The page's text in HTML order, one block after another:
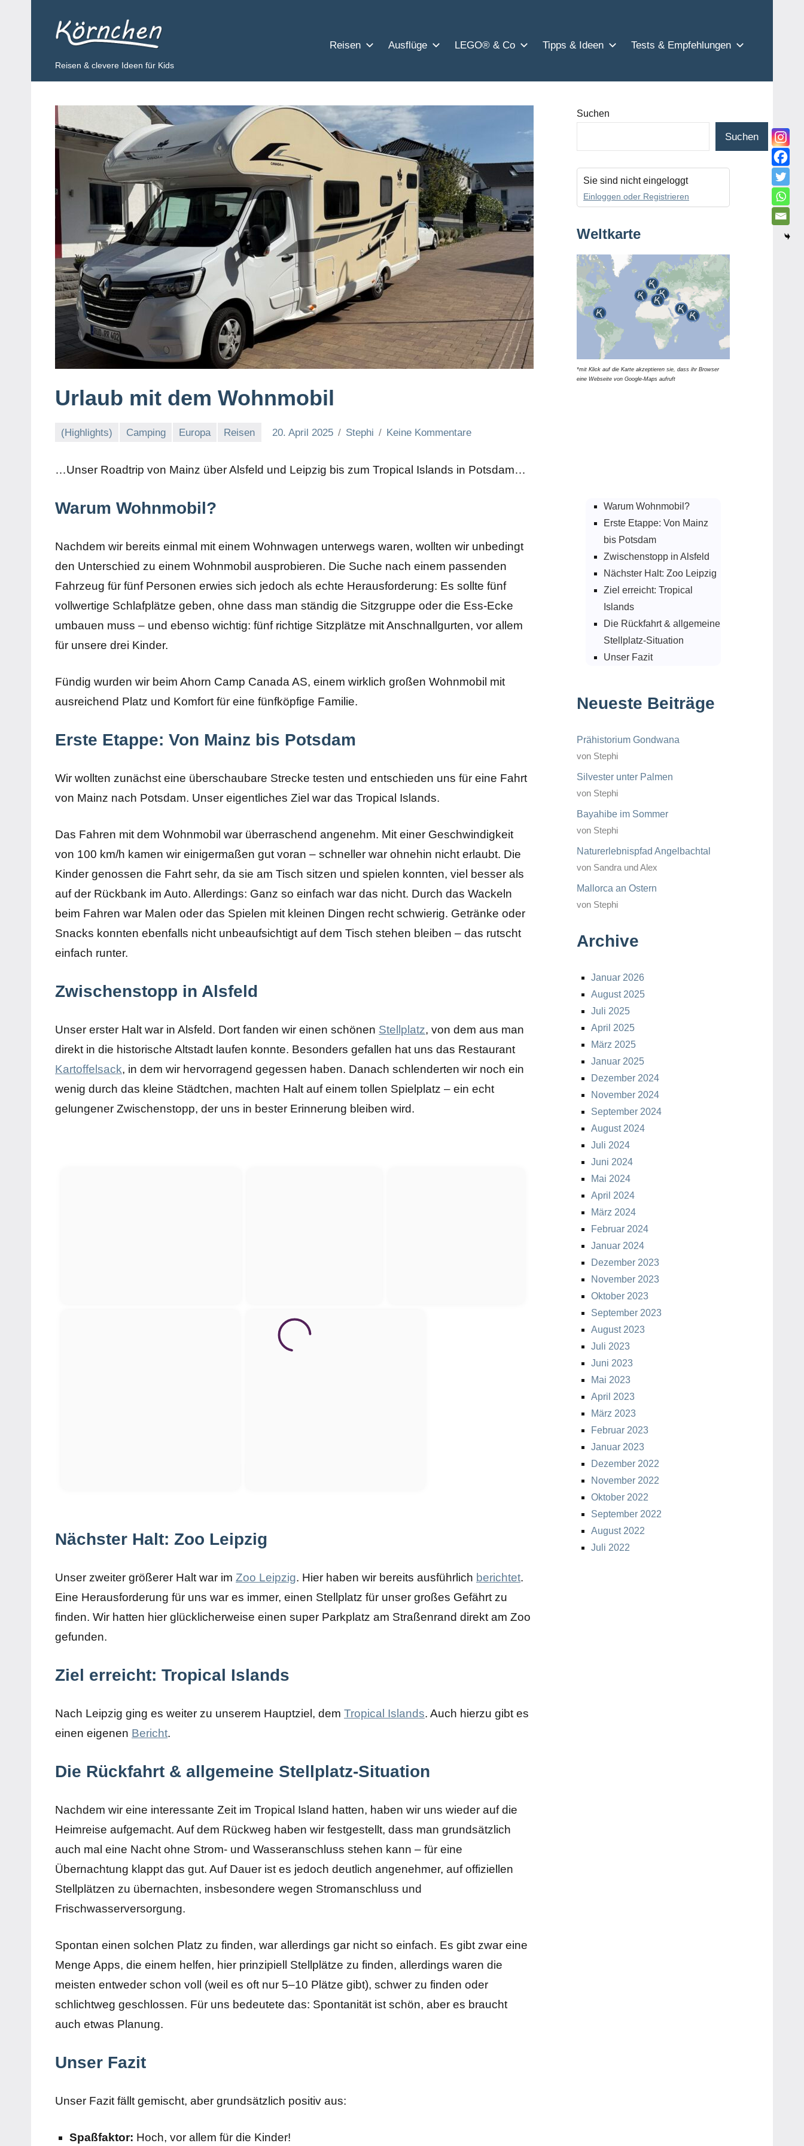
springenKörnchen
Reisen & clevere Ideen für Kids
Reisen Ausflüge LEGO® & Co Tipps & Ideen Tests & Empfehlungen
Urlaub mit dem Wohnmobil
(Highlights) Camping Europa Reisen 20. April 2025 Stephi Keine Kommentare
…Unser Roadtrip von Mainz über Alsfeld und Leipzig bis zum Tropical Islands in Potsdam…
Warum Wohnmobil?
Nachdem wir bereits einmal mit einem Wohnwagen unterwegs waren, wollten wir unbedingt
den Unterschied zu einem Wohnmobil ausprobieren. Die Suche nach einem passenden
Fahrzeug für fünf Personen erwies sich jedoch als echte Herausforderung: Es sollte fünf
vollwertige Schlafplätze geben, ohne dass man ständig die Sitzgruppe oder die Ess-Ecke
umbauen muss – und ebenso wichtig: fünf richtige Sitzplätze mit Anschnallgurten, vor allem
für unsere drei Kinder.
Fündig wurden wir beim Ahorn Camp Canada AS, einem wirklich großen Wohnmobil mit
ausreichend Platz und Komfort für eine fünfköpfige Familie.
Erste Etappe: Von Mainz bis Potsdam
Wir wollten zunächst eine überschaubare Strecke testen und entschieden uns für eine Fahrt
von Mainz nach Potsdam. Unser eigentliches Ziel war das Tropical Islands.
Das Fahren mit dem Wohnmobil war überraschend angenehm. Mit einer Geschwindigkeit
von 100 km/h kamen wir einigermaßen gut voran – schneller war ohnehin nicht erlaubt. Die
Kinder genossen die Fahrt sehr, da sie am Tisch sitzen und spielen konnten, viel besser als
auf der Rückbank im Auto. Allerdings: Ganz so einfach war das nicht. Durch das Wackeln
beim Fahren war Malen oder das Spielen mit kleinen Dingen recht schwierig. Getränke oder
Snacks konnten ebenfalls nicht unbeaufsichtigt auf dem Tisch stehen bleiben – das rutscht
einfach runter.
Zwischenstopp in Alsfeld
Unser erster Halt war in Alsfeld. Dort fanden wir einen schönen Stellplatz, von dem aus man
direkt in die historische Altstadt laufen konnte. Besonders gefallen hat uns das Restaurant
Kartoffelsack, in dem wir hervorragend gegessen haben. Danach schlenderten wir noch ein
wenig durch das kleine Städtchen, machten Halt auf einem tollen Spielplatz – ein echt
gelungener Zwischenstopp, der uns in bester Erinnerung bleiben wird.
Nächster Halt: Zoo Leipzig
Unser zweiter größerer Halt war im Zoo Leipzig. Hier haben wir bereits ausführlich berichtet.
Eine Herausforderung für uns war es immer, einen Stellplatz für unser großes Gefährt zu
finden. Wir hatten hier glücklicherweise einen super Parkplatz am Straßenrand direkt am Zoo
gefunden.
Ziel erreicht: Tropical Islands
Nach Leipzig ging es weiter zu unserem Hauptziel, dem Tropical Islands. Auch hierzu gibt es
einen eigenen Bericht.
Die Rückfahrt & allgemeine Stellplatz-Situation
Nachdem wir eine interessante Zeit im Tropical Island hatten, haben wir uns wieder auf die
Heimreise aufgemacht. Auf dem Rückweg haben wir festgestellt, dass man grundsätzlich
auch mal eine Nacht ohne Strom- und Wasseranschluss stehen kann – für eine
Übernachtung klappt das gut. Auf Dauer ist es jedoch deutlich angenehmer, auf offiziellen
Stellplätzen zu übernachten, insbesondere wegen Stromanschluss und
Frischwasserversorgung.
Spontan einen solchen Platz zu finden, war allerdings gar nicht so einfach. Es gibt zwar eine
Menge Apps, die einem helfen, hier prinzipiell Stellplätze zu finden, allerdings waren die
meisten entweder schon voll (weil es oft nur 5–10 Plätze gibt), schwer zu finden oder
schlichtweg geschlossen. Für uns bedeutete das: Spontanität ist schön, aber es braucht
auch etwas Planung.
Unser Fazit
Unser Fazit fällt gemischt, aber grundsätzlich positiv aus:
Spaßfaktor: Hoch, vor allem für die Kinder!
Suchen
Suchen
Sie sind nicht eingeloggt
Einloggen oder Registrieren
Weltkarte
*mit Klick auf die Karte akzeptieren sie, dass ihr Browser
eine Webseite von Google-Maps aufruft
Warum Wohnmobil?
Erste Etappe: Von Mainz
bis Potsdam
Zwischenstopp in Alsfeld
Nächster Halt: Zoo Leipzig
Ziel erreicht: Tropical
Islands
Die Rückfahrt & allgemeine
Stellplatz-Situation
Unser Fazit
Neueste Beiträge
Prähistorium Gondwana
von Stephi
Silvester unter Palmen
von Stephi
Bayahibe im Sommer
von Stephi
Naturerlebnispfad Angelbachtal
von Sandra und Alex
Mallorca an Ostern
von Stephi
Archive
Januar 2026
August 2025
Juli 2025
April 2025
März 2025
Januar 2025
Dezember 2024
November 2024
September 2024
August 2024
Juli 2024
Juni 2024
Mai 2024
April 2024
März 2024
Februar 2024
Januar 2024
Dezember 2023
November 2023
Oktober 2023
September 2023
August 2023
Juli 2023
Juni 2023
Mai 2023
April 2023
März 2023
Februar 2023
Januar 2023
Dezember 2022
November 2022
Oktober 2022
September 2022
August 2022
Juli 2022